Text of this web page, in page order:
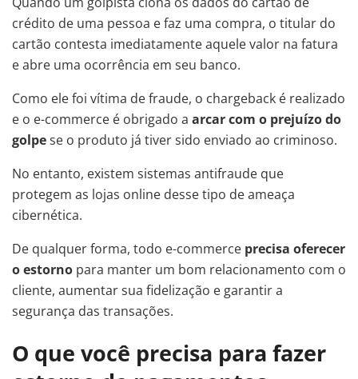
crédito de uma pessoa e faz uma compra, o titular do
cartão contesta imediatamente aquele valor na fatura
e abre uma ocorrência em seu banco.
Como ele foi vítima de fraude, o chargeback é realizado
e o e-commerce é obrigado a arcar com o prejuízo do
golpese o produto já tiver sido enviado ao criminoso.
No entanto, existem sistemas antifraude que
protegem as lojas online desse tipo de ameaça
cibernética.
De qualquer forma, todo e-commerce precisa oferecer
o estorno para manter um bom relacionamento com o
cliente, aumentar sua fidelização e garantir a
segurança das transações.
O que você precisa para fazer